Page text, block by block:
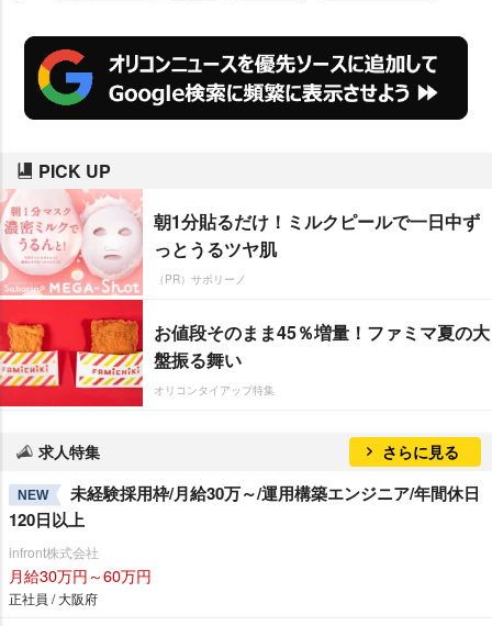
PICK UP
朝1分貼るだけ！ミルクピールで一日中ず
っとうるツヤ肌
（PR）サボリーノ
お値段そのまま45％増量！ファミマ夏の大
盤振る舞い
オリコンタイアップ特集
求人特集 さらに見る
NEW
未経験採用枠/月給30万～/運用構築エンジニア/年間休日
120日以上
infront株式会社
月給30万円～60万円
正社員 / 大阪府